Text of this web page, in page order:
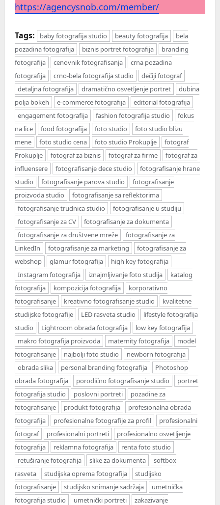
https://agencysnob.com/member/
Tags: baby fotografija studio beauty fotografija
bela
pozadina fotografija
biznis portret fotografija
branding
fotografija
cenovnik fotografisanja
crna pozadina
fotografija
crno-bela fotografija studio
dečiji fotograf
detaljna fotografija
dramatično osvetljenje portret
dubina
polja bokeh
e-commerce fotografija
editorial fotografija
engagement fotografija
fashion fotografija studio
fokus
na lice
food fotografija foto studio
foto studio blizu
mene
foto studio cena foto studio Prokuplje
fotograf
Prokuplje
fotograf za biznis fotograf za firme
fotograf za
influensere
fotografisanje dece studio
fotografisanje hrane
studio
fotografisanje parova studio
fotografisanje
proizvoda studio
fotografisanje sa reflektorima
fotografisanje trudnica studio
fotografisanje u studiju
fotografisanje za CV
fotografisanje za dokumenta
fotografisanje za društvene mreže
fotografisanje za
LinkedIn
fotografisanje za marketing
fotografisanje za
webshop
glamur fotografija
high key fotografija
Instagram fotografija
iznajmljivanje foto studija
katalog
fotografija
kompozicija fotografija
korporativno
fotografisanje
kreativno fotografisanje studio
kvalitetne
studijske fotografije
LED rasveta studio
lifestyle fotografija
studio
Lightroom obrada fotografija
low key fotografija
makro fotografija proizvoda
maternity fotografija
model
fotografisanje
najbolji foto studio
newborn fotografija
obrada slika
personal branding fotografija
Photoshop
obrada fotografija
porodično fotografisanje studio
portret
fotografija studio
poslovni portreti
pozadine za
fotografisanje
produkt fotografija
profesionalna obrada
fotografija
profesionalne fotografije za profil
profesionalni
fotograf
profesionalni portreti
profesionalno osvetljenje
fotografija
reklamna fotografija
renta foto studio
retuširanje fotografija
slike za dokumenta
softbox
rasveta
studijska oprema fotografija
studijsko
fotografisanje
studijsko snimanje sadržaja
umetnička
fotografija studio
umetnički portreti
zakazivanje